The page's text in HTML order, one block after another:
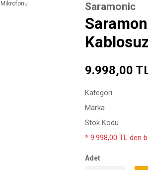
Saramonic
9.998,00
Kategori
Marka
Stok Kodu
* 9.998,00 TL den
Adet